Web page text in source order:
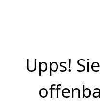
Upps!